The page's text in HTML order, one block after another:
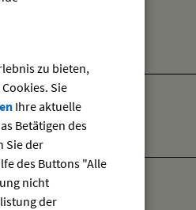
zu bieten,
Sie
Ihre aktuelle
Betätigen des
Sie der
des Buttons "Alle
nicht
der